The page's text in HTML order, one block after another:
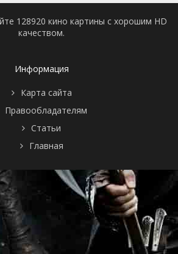
128920 кино картины с хорошим HD
качеством.
Информация
Карта сайта
Правообладателям
Статьи
Главная